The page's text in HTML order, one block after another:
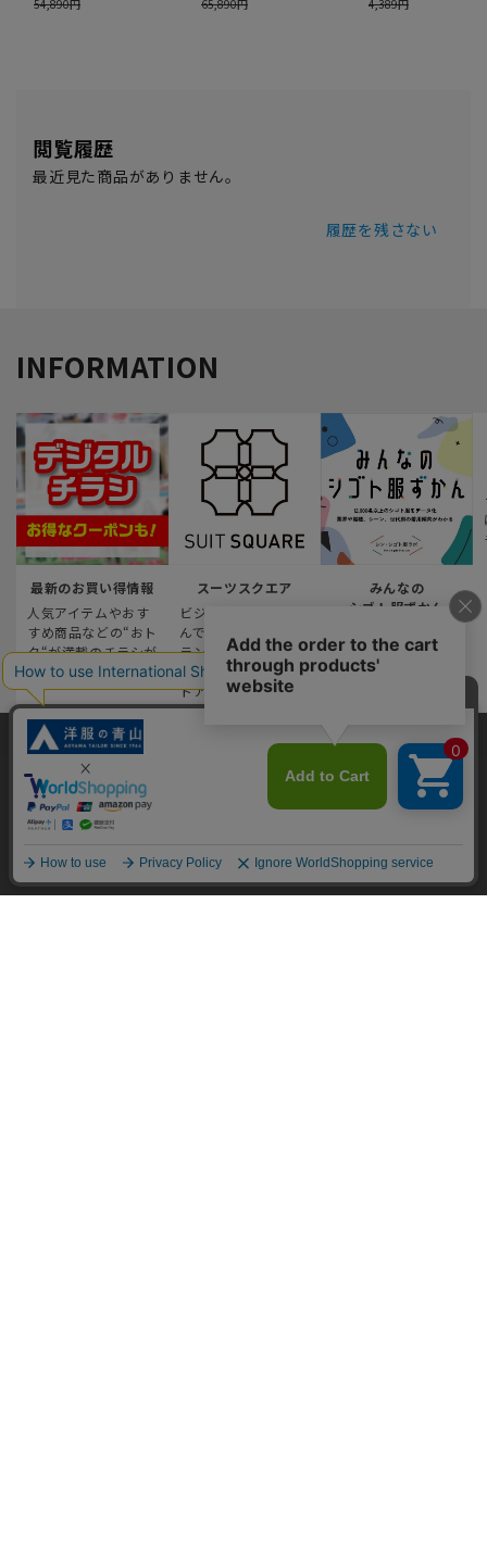
閲覧履歴
最近見た商品がありません。
履歴を残さない
INFORMATION
最新のお買い得情報
人気アイテムやおす
すめ商品などの“おト
ク“が満載のチラシが
Webでも見られる！
スーツスクエア
ビジネスウェアがな
んでも揃う、4つのブ
ランドが一体となっ
た新感覚の複合型ス
トアです
みんなの
シゴト服ずかん
や職種、シーンなど
のシゴト服の着用傾
ご利用ガイド サポート・お問い合わせ
当サイトでは、快適な閲覧体験とコンテンツ改善のためにCookieを使用
しています。閲覧を続けることで、Cookieの使用に同意したものとみな
します。詳細については
同意して閉じる